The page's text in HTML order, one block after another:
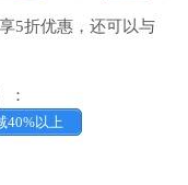
5折优惠，还可以与
：
40%以上